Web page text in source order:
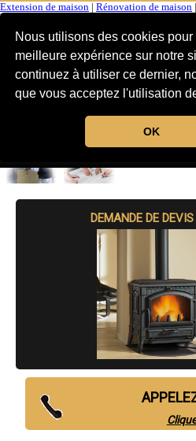
Nous utilisons des cookies
meilleure expérience sur notre
continuez à utiliser ce dernier,
que vous acceptez l'utilisation
OK
Extension de maison Rénovation de maison
MENU
DEMANDE DE